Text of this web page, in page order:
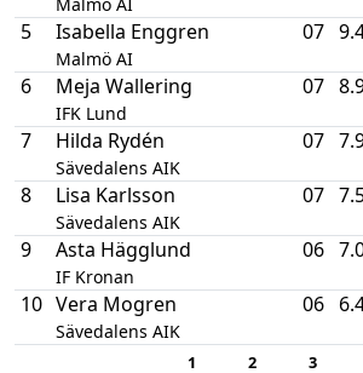
5 Isabella Enggren
Malmö AI
07
6 Meja Wallering
IFK Lund
07
7 Hilda Rydén
Sävedalens AIK
07
8 Lisa Karlsson
Sävedalens AIK
07
9 Asta Hägglund
IF Kronan
06
10 Vera Mogren
Sävedalens AIK
06
1 2 3